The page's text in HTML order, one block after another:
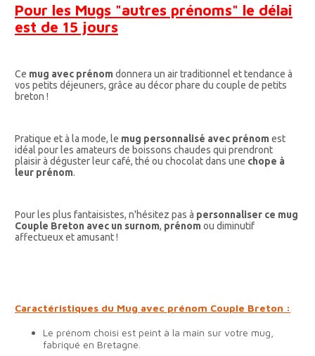
Pour les Mugs "autres prénoms" le délai
est de 15 jours
Ce mug avec prénom donnera un air traditionnel et tendance à
vos petits déjeuners, grâce au décor phare du couple de petits
breton !
Pratique et à la mode, le mug personnalisé avec prénom est
idéal pour les amateurs de boissons chaudes qui prendront
plaisir à déguster leur café, thé ou chocolat dans une chope à
leur prénom.
Pour les plus fantaisistes, n'hésitez pas à personnaliser ce mug
Couple Breton avec un surnom, prénom ou diminutif
affectueux et amusant !
Caractéristiques du Mug avec prénom Couple Breton :
Le prénom choisi est peint à la main sur votre mug,
fabriqué en Bretagne.